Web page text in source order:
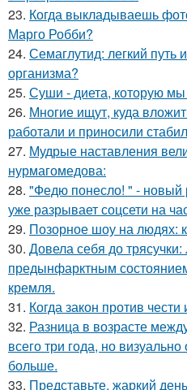
23. Когда выкладываешь
Марго Робби?
24. Семаглутид: легкий путь
организма?
25. Суши - диета, которую
26. Многие ищут, куда
работали и приносили
27. Мудрые наставления
нурмагомедова:
28. "Федю понесло! " -
уже разрывает соцсети на
29. Позорное шоу на людях:
30. Довела себя до
предынфарктным
кремля.
31. Когда закон против чести
32. Разница в возрасте
всего три года, но
больше.
33. Представьте, жаркий